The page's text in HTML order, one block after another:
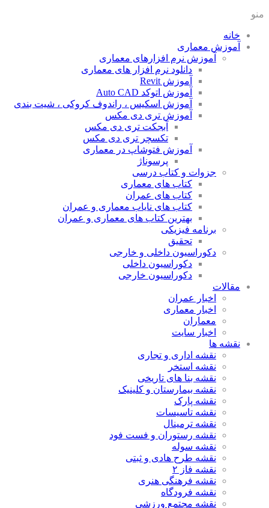
منو
خانه
آموزش معماری
آموزش نرم افزارهای معماری
دانلود نرم افزار های معماری
آموزش Revit
آموزش اتوکد Auto CAD
آموزش اسکیس ، راندوف کروکی ، شیت بندی
آموزش تری دی مکس
آبجکت تری دی مکس
تکسچر تری دی مکس
آموزش فتوشاپ در معماری
پرسوناژ
جزوات و کتاب درسی
کتاب های معماری
کتاب های عمران
کتاب های نایاب معماری و عمران
بهترین کتاب های معماری و عمران
برنامه فیزیکی
تحقیق
دکوراسیون داخلی و خارجی
دکوراسیون داخلی
دکوراسیون خارجی
مقالات
اخبار عمران
اخبار معماری
معماران
اخبار سایت
نقشه ها
نقشه اداری و تجاری
نقشه استخر
نقشه بنا های تاریخی
نقشه بیمارستان و کلینیک
نقشه پارک
نقشه تاسیسات
نقشه ترمینال
نقشه رستوران و فست فود
نقشه سوله
نقشه طرح هادی و ثبتی
نقشه فاز ۲
نقشه فرهنگی هنری
نقشه فرودگاه
نقشه مجتمع ورزشی